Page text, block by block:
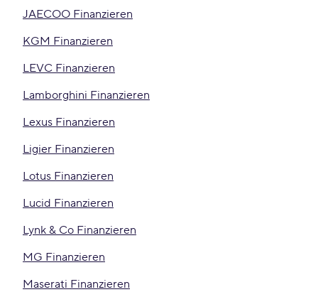
JAECOO Finanzieren
KGM Finanzieren
LEVC Finanzieren
Lamborghini Finanzieren
Lexus Finanzieren
Ligier Finanzieren
Lotus Finanzieren
Lucid Finanzieren
Lynk & Co Finanzieren
MG Finanzieren
Maserati Finanzieren